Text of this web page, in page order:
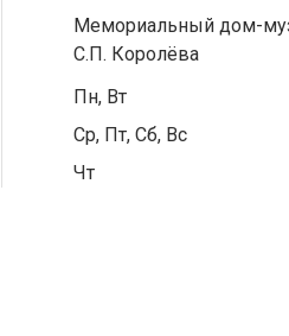
Мемориальный дом-
С.П. Королёва
Пн, Вт
Ср, Пт, Сб, Вс
Чт